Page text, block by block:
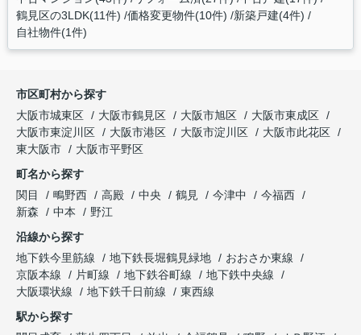
鶴見区の3LDK(11件) 価格変更物件(10件) 新築戸建(4件)
自社物件(1件)
市区町村から探す
大阪市城東区
大阪市鶴見区 大阪市旭区
大阪市東成区
大阪市東淀川区
大阪市港区 大阪市淀川区
大阪市此花区
東大阪市
大阪市平野区
町名から探す
関目
鴫野西 高殿 中央 鶴見 今津中
今福西
新森
中本
野江
沿線から探す
地下鉄今里筋線
地下鉄長堀鶴見緑地
おおさか東線
京阪本線
片町線 地下鉄谷町線
地下鉄中央線
大阪環状線
地下鉄千日前線
東西線
駅から探す